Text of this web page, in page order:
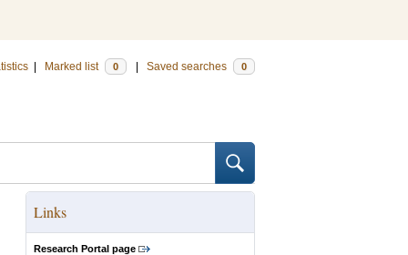
Marked list 0 Saved searches 0
Links
Research Portal page